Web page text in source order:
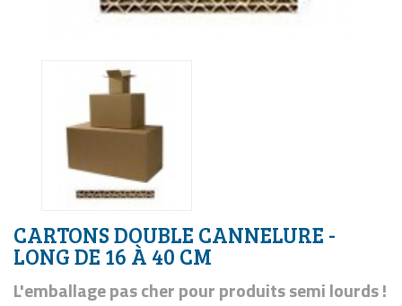
CARTONS DOUBLE CANNELURE -
LONG DE 16 À 40 CM
L'emballage pas cher pour produits semi lourds !